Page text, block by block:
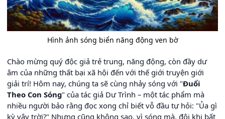
Hình ảnh sóng biển năng động ven bờ
Chào mừng quý độc giả trẻ trung, năng động, còn đầy dư
âm của những thất bại xã hội đến với thế giới truyện giới
giải trí! Hôm nay, chúng ta sẽ cùng nhảy sóng với "Đuổi
Theo Con Sóng" của tác giả Dư Trình – một tác phẩm mà
nhiều người bảo rằng đọc xong chỉ biết vỗ đầu tự hỏi: "Ủa gì
kỳ vậy trời?" Nhưng cũng không sao, vì sóng mà, đôi khi bất